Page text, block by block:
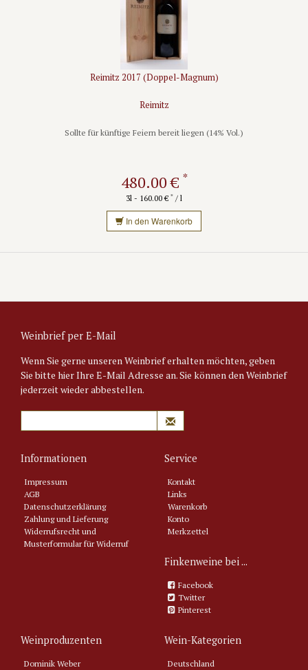
Reimitz 2017 (Doppel-Magnum)
Reimitz
Sollte für künftige Feiern bereit liegen (14% Vol.)
480.00 € *
3l - 160.00 € * / l
In den Warenkorb
Weinbrief per E-Mail
Wenn Sie gerne unseren Weinbrief erhalten möchten, geben
Sie bitte hier Ihre E-Mail Adresse an. Sie können den Weinbrief
jederzeit wieder abbestellen.
Informationen
Impressum
AGB
Datenschutzerklärung
Zahlung und Lieferung
Widerrufsrecht und
Musterformular für Widerruf
Service
Kontakt
Links
Warenkorb
Konto
Merkzettel
Finkenweine bei ...
Facebook
Twitter
Pinterest
Weinproduzenten
Dominik Weber
Wein-Kategorien
Deutschland